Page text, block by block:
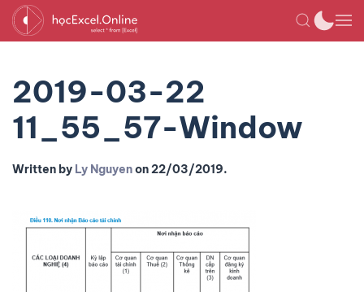
2019-03-22
11_55_57-Window
Written by Ly Nguyenon22/03/2019.